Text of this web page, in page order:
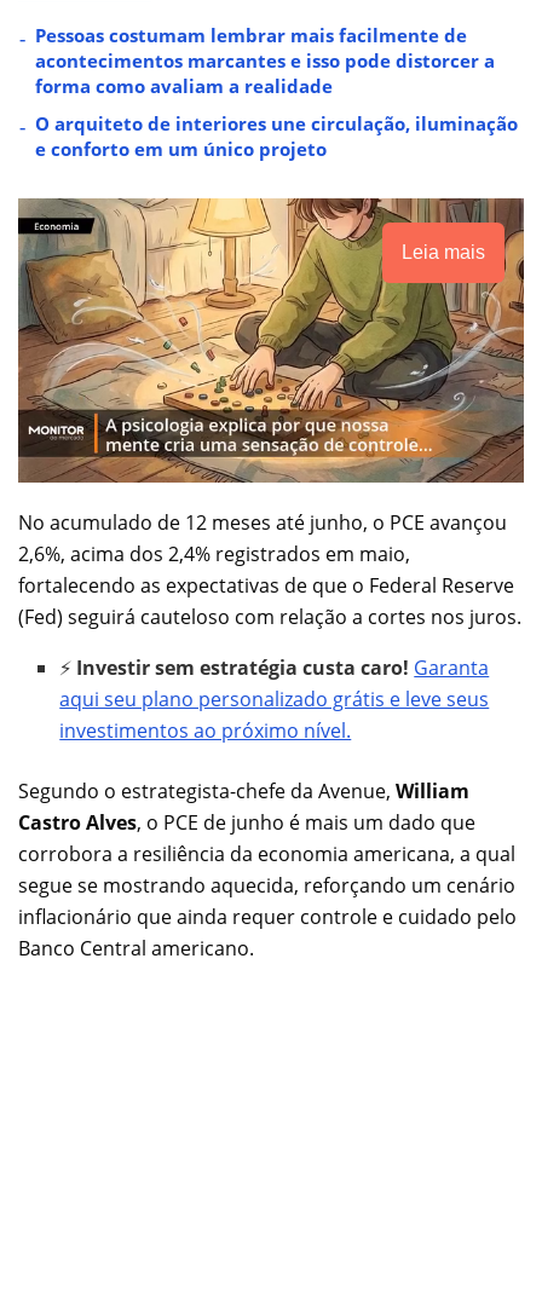
Pessoas costumam lembrar mais facilmente de
acontecimentos marcantes e isso pode distorcer a
forma como avaliam a realidade
O arquiteto de interiores une circulação, iluminação
e conforto em um único projeto
Leia mais
No acumulado de 12 meses até junho, o PCE avançou
2,6%, acima dos 2,4% registrados em maio,
fortalecendo as expectativas de que o Federal Reserve
(Fed) seguirá cauteloso com relação a cortes nos juros.
⚡ Investir sem estratégia custa caro! Garanta
aqui seu plano personalizado grátis e leve seus
investimentos ao próximo nível.
Segundo o estrategista-chefe da Avenue, William
Castro Alves, o PCE de junho é mais um dado que
corrobora a resiliência da economia americana, a qual
segue se mostrando aquecida, reforçando um cenário
inflacionário que ainda requer controle e cuidado pelo
Banco Central americano.